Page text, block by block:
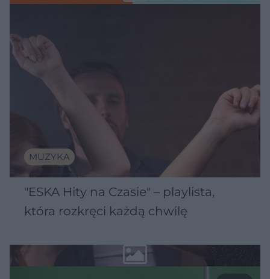
MUZYKA
"ESKA Hity na Czasie" – playlista,
która rozkręci każdą chwilę